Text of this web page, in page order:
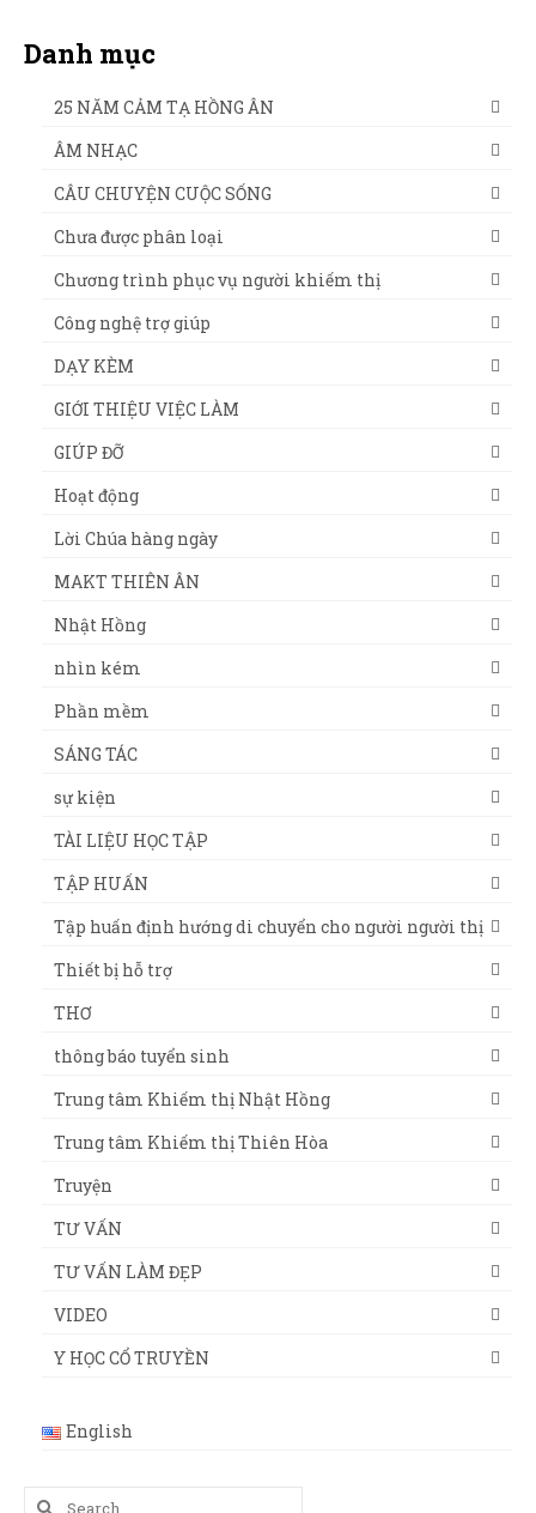
Danh mục
25 NĂM CẢM TẠ HỒNG ÂN
ÂM NHẠC
CÂU CHUYỆN CUỘC SỐNG
Chưa được phân loại
Chương trình phục vụ người khiếm thị
Công nghệ trợ giúp
DẠY KÈM
GIỚI THIỆU VIỆC LÀM
GIÚP ĐỠ
Hoạt động
Lời Chúa hàng ngày
MAKT THIÊN ÂN
Nhật Hồng
nhìn kém
Phần mềm
SÁNG TÁC
sự kiện
TÀI LIỆU HỌC TẬP
TẬP HUẤN
Tập huấn định hướng di chuyển cho người người thị
Thiết bị hỗ trợ
THƠ
thông báo tuyển sinh
Trung tâm Khiếm thị Nhật Hồng
Trung tâm Khiếm thị Thiên Hòa
Truyện
TƯ VẤN
TƯ VẤN LÀM ĐẸP
VIDEO
Y HỌC CỔ TRUYỀN
English
Search